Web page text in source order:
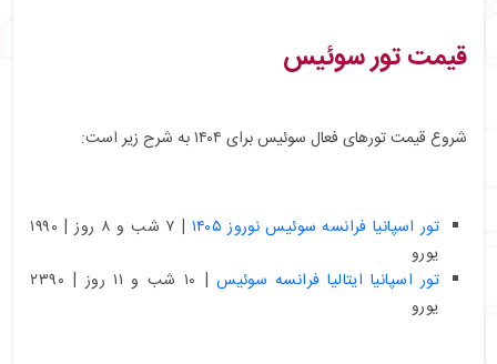
قیمت تور سوئیس
شروع قیمت تورهای فعال سوئیس برای ۱۴۰۴ به شرح زیر است:
تور اسپانیا فرانسه سوئیس نوروز ۱۴۰۵
| ۷ شب و ۸ روز | ۱۹۹۰
یورو
تور اسپانیا ایتالیا فرانسه سوئیس
| ۱۰ شب و ۱۱ روز | ۲۳۹۰
یورو